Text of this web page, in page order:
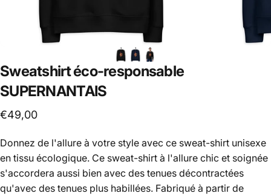
Sweatshirtéco-responsable
SUPERNANTAIS
€49,00
Donnez de l'allure à votre style avec ce sweat-shirt unisexe
en tissu écologique. Ce sweat-shirt à l'allure chic et soignée
s'accordera aussi bien avec des tenues décontractées
qu'avec des tenues plus habillées. Fabriqué à partir de